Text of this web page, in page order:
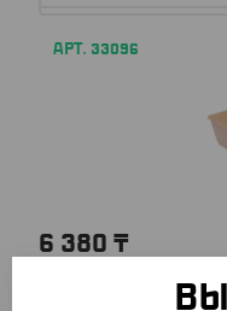
АРТ. 33096
6 380 ₸
Салатник OneClick,